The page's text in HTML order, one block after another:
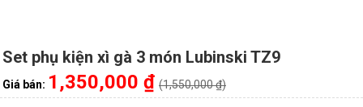
Set phụ kiện xì gà 3 món Lubinski TZ9
Giá bán: 1,350,000 ₫ (1,550,000 ₫)